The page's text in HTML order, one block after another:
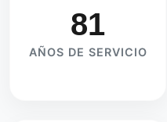
81
AÑOS DE SERVICIO